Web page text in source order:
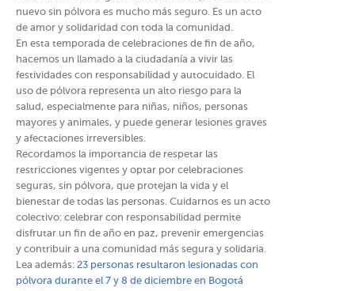
nuevo sin pólvora es mucho más seguro. Es un acto
de amor y solidaridad con toda la comunidad.
En esta temporada de celebraciones de fin de año,
hacemos un llamado a la ciudadanía a vivir las
festividades con responsabilidad y autocuidado. El
uso de pólvora representa un alto riesgo para la
salud, especialmente para niñas, niños, personas
mayores y animales, y puede generar lesiones graves
y afectaciones irreversibles.
Recordamos la importancia de respetar las
restricciones vigentes y optar por celebraciones
seguras, sin pólvora, que protejan la vida y el
bienestar de todas las personas. Cuidarnos es un acto
colectivo: celebrar con responsabilidad permite
disfrutar un fin de año en paz, prevenir emergencias
y contribuir a una comunidad más segura y solidaria.
Lea además: 23 personas resultaron lesionadas con
pólvora durante el 7 y 8 de diciembre en Bogotá